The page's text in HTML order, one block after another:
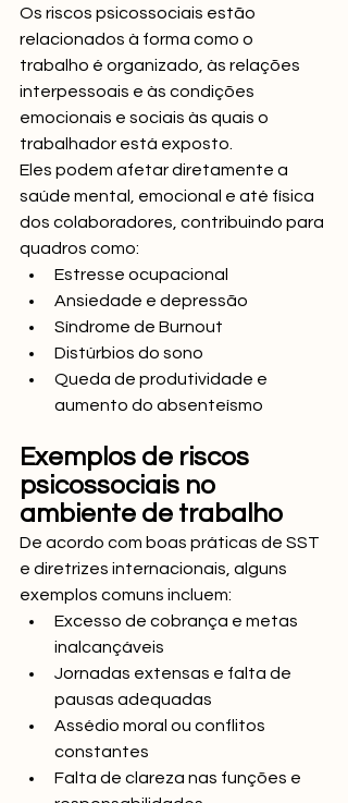
Os riscos psicossociais estão
relacionados à forma como o
trabalho é organizado, às relações
interpessoais e às condições
emocionais e sociais às quais o
trabalhador está exposto.
Eles podem afetar diretamente a
saúde mental, emocional e até física
dos colaboradores, contribuindo para
quadros como:
Estresse ocupacional
Ansiedade e depressão
Síndrome de Burnout
Distúrbios do sono
Queda de produtividade e
aumento do absenteísmo
Exemplos de riscos
psicossociais no
ambiente de trabalho
De acordo com boas práticas de SST
e diretrizes internacionais, alguns
exemplos comuns incluem:
Excesso de cobrança e metas
inalcançáveis
Jornadas extensas e falta de
pausas adequadas
Assédio moral ou conflitos
constantes
Falta de clareza nas funções e